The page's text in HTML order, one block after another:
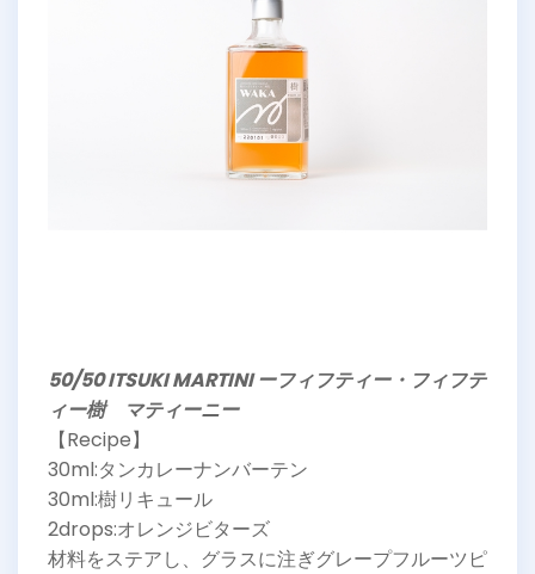
50/50 ITSUKI MARTINI ーフィフティー・フィフテ
ィー樹 マティーニー
【Recipe】
30ml:タンカレーナンバーテン
30ml:樹リキュール
2drops:オレンジビターズ
材料をステアし、グラスに注ぎグレープフルーツピ